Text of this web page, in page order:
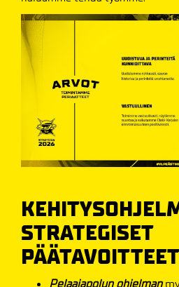
STRATEGISET
Pelaajapolun ohjelman